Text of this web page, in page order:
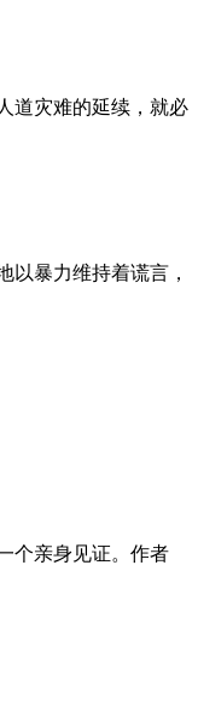
道灾难的延续，就必
暴力维持着谎言，
个亲身见证。作者